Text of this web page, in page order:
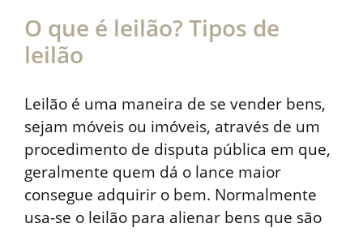
O que é leilão? Tipos de
leilão
Leilão é uma maneira de se vender bens,
sejam móveis ou imóveis, através de um
procedimento de disputa pública em que,
geralmente quem dá o lance maior
consegue adquirir o bem. Normalmente
usa-se o leilão para alienar bens que são